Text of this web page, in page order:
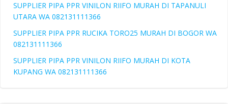
SUPPLIER PIPA PPR VINILON RIIFO MURAH DI TAPANULI
UTARA WA 082131111366
SUPPLIER PIPA PPR RUCIKA TORO25 MURAH DI BOGOR WA
082131111366
SUPPLIER PIPA PPR VINILON RIIFO MURAH DI KOTA
KUPANG WA 082131111366